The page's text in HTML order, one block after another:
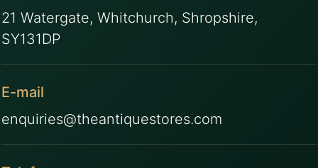
21 Watergate, Whitchurch, Shropshire,
SY131DP
E-mail
enquiries@theantiquestores.com